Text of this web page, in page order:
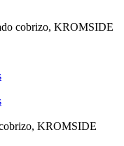
cobrizo, KROMSIDE